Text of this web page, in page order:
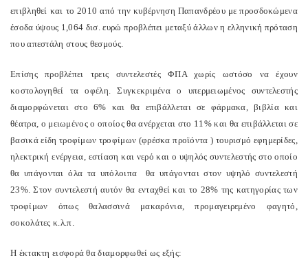
επιβληθεί και το 2010 από την κυβέρνηση Παπανδρέου με προσδοκώμενα
έσοδα ύψους 1,064 δισ. ευρώ προβλέπει μεταξύ άλλων η ελληνική πρόταση
που απεστάλη στους θεσμούς.
Επίσης προβλέπει τρεις συντελεστές ΦΠΑ χωρίς ωστόσο να έχουν
κοστολογηθεί τα οφέλη. Συγκεκριμένα ο υπερμειωμένος συντελεστής
διαμορφώνεται στο 6% και θα επιβάλλεται σε φάρμακα, βιβλία και
θέατρα, ο μειωμένος ο οποίος θα ανέρχεται στο 11% και θα επιβάλλεται σε
βασικά είδη τροφίμων τροφίμων (φρέσκα προϊόντα ) τουρισμό εφημερίδες,
ηλεκτρική ενέργεια, εστίαση και νερό και ο υψηλός συντελεστής στο οποίο
θα υπάγονται όλα τα υπόλοιπα θα υπάγονται στον υψηλό συντελεστή
23%. Στον συντελεστή αυτόν θα ενταχθεί και το 28% της κατηγορίας των
τροφίμων όπως θαλασσινά μακαρόνια, προμαγειρεμένο φαγητό,
σοκολάτες κ.λ.π.
Η έκτακτη εισφορά θα διαμορφωθεί ως εξής: